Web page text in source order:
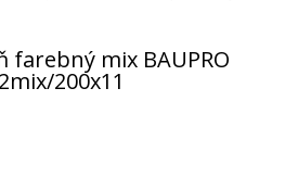
farebný mix BAUPRO
200x11